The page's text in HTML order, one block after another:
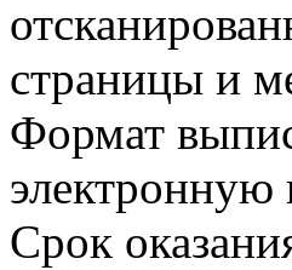
страницы и
Формат
электронную
Срок